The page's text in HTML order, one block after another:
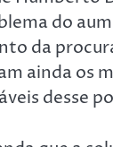
do
da
ainda os
desse